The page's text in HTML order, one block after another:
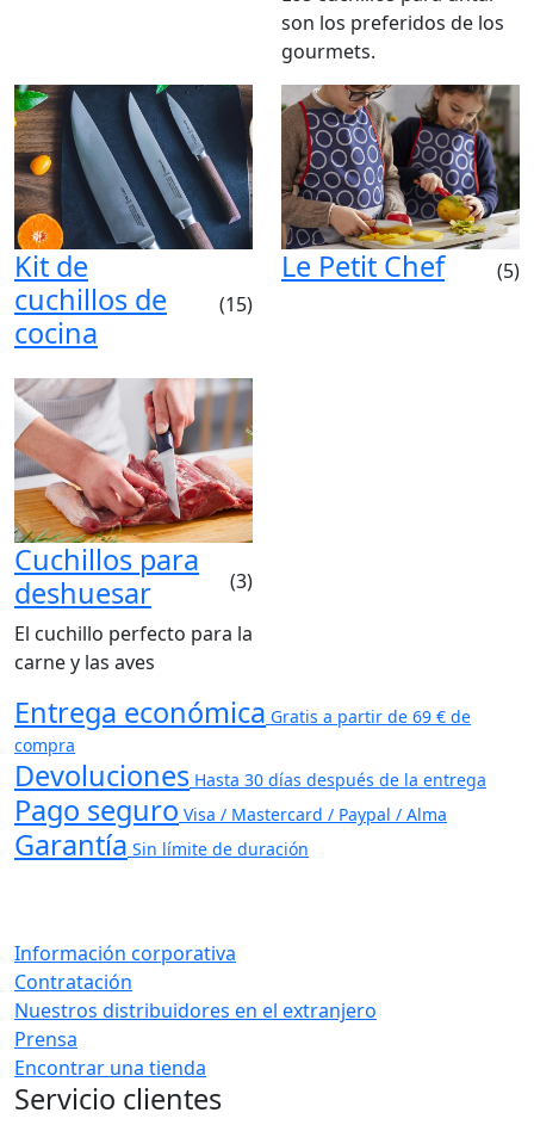
son los preferidos de los
gourmets.
Kit de
cuchillos de
cocina
(15)
Le Petit Chef (5)
Cuchillos para
deshuesar
(3)
El cuchillo perfecto para la
carne y las aves
Entrega económica Gratis a partir de 69 € de
compra
Devoluciones Hasta 30 días después de la entrega
Pago seguro Visa / Mastercard / Paypal / Alma
Garantía Sin límite de duración
Información corporativa
Contratación
Nuestros distribuidores en el extranjero
Prensa
Encontrar una tienda
Servicio clientes